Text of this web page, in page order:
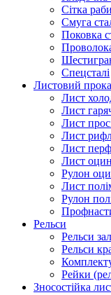
Сітка
Смуга
Поковка
Спецсталі
Листовий
Лист
Лист
Лист
Лист
Лист
Лист
Рулон
Лист
Рулон
Рельси
Рельси
Рельси
Рейки
Зносостійка